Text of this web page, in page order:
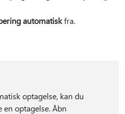
automatiskfra.
optagelse, kan du
en optagelse. Åbn